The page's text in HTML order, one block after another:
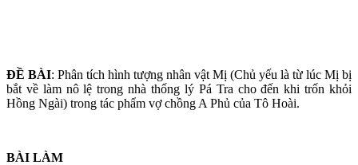
ĐỀ BÀI: Phân tích hình tượng nhân vật Mị (Chủ yếu là từ lúc Mị bị
bắt về làm nô lệ trong nhà thống lý Pá Tra cho đến khi trốn khỏi
Hồng Ngài) trong tác phẩm vợ chồng A Phủ của Tô Hoài.
BÀI LÀM